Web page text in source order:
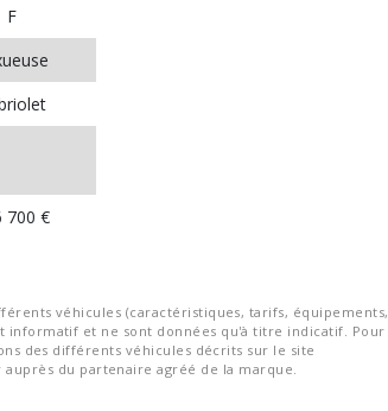
F
700 €
véhicules (caractéristiques, tarifs, équipements,
informatif et ne sont données qu'à titre indicatif. Pour
des différents véhicules décrits sur le site
du partenaire agréé de la marque.